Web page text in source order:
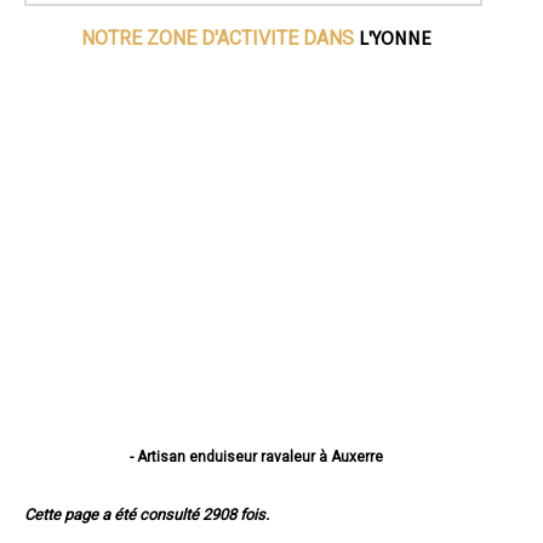
NOTRE ZONE D'ACTIVITE DANS L'YONNE
- Artisan enduiseur ravaleur à Auxerre
- Artisan enduiseur ravaleur à Migennes
Cette page a été consulté 2908 fois.